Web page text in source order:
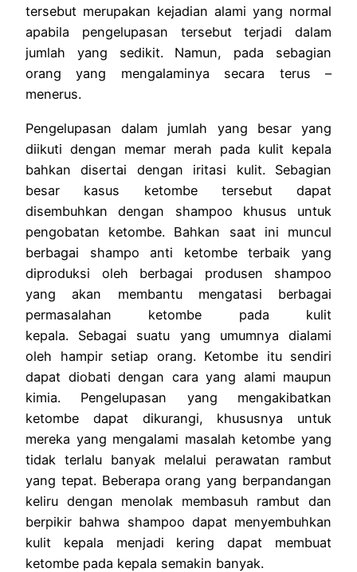
tersebut merupakan kejadian alami yang normal
apabila pengelupasan tersebut terjadi dalam
jumlah yang sedikit. Namun, pada sebagian
orang yang mengalaminya secara terus –
menerus.
Pengelupasan dalam jumlah yang besar yang
diikuti dengan memar merah pada kulit kepala
bahkan disertai dengan iritasi kulit. Sebagian
besar kasus ketombe tersebut dapat
disembuhkan dengan shampoo khusus untuk
pengobatan ketombe. Bahkan saat ini muncul
berbagai shampo anti ketombe terbaik yang
diproduksi oleh berbagai produsen shampoo
yang akan membantu mengatasi berbagai
permasalahan ketombe pada kulit
kepala. Sebagai suatu yang umumnya dialami
oleh hampir setiap orang. Ketombe itu sendiri
dapat diobati dengan cara yang alami maupun
kimia. Pengelupasan yang mengakibatkan
ketombe dapat dikurangi, khususnya untuk
mereka yang mengalami masalah ketombe yang
tidak terlalu banyak melalui perawatan rambut
yang tepat. Beberapa orang yang berpandangan
keliru dengan menolak membasuh rambut dan
berpikir bahwa shampoo dapat menyembuhkan
kulit kepala menjadi kering dapat membuat
ketombe pada kepala semakin banyak.